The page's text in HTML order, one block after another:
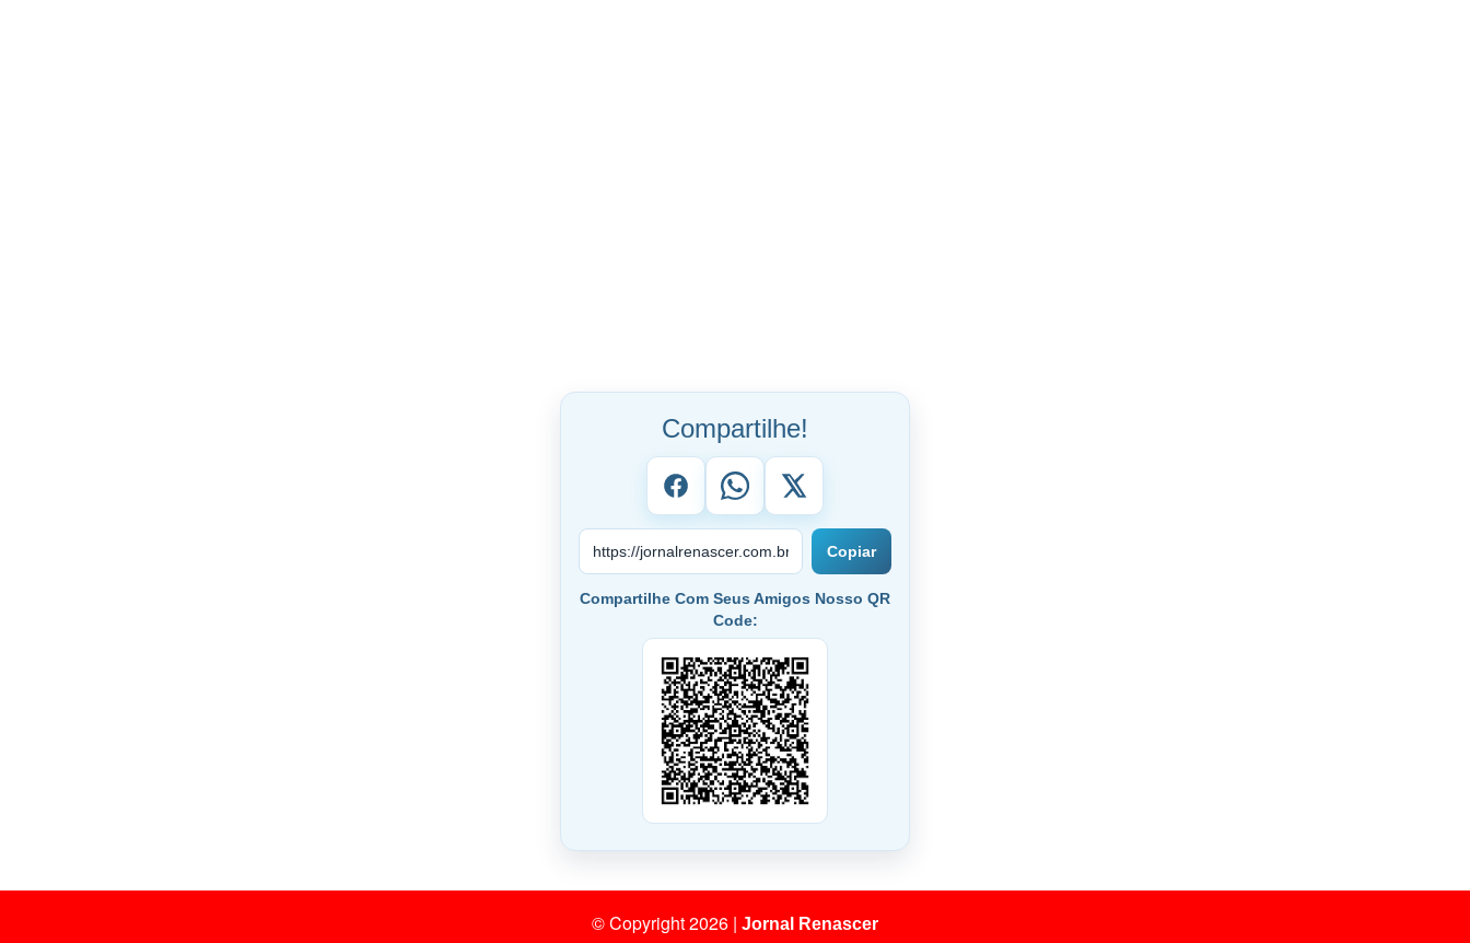
Compartilhe!
Compartilhe Com Seus Amigos Nosso QR